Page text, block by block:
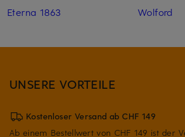
Eterna 1863
Wolford
UNSERE VORTEILE
Kostenloser Versand ab CHF 149
Ab einem Bestellwert von CHF 149 ist der